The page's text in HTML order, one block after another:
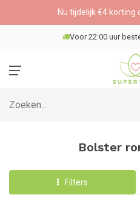
Nu tijdelijk €4 korting
Voor 22:00 uur
Bolster
Filters